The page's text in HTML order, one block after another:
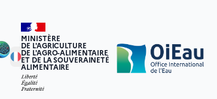
MINISTÈRE
DE L'AGRICULTURE
DE L'AGRO-ALIMENTAIRE
ET DE LA SOUVERAINETÉ
ALIMENTAIRE